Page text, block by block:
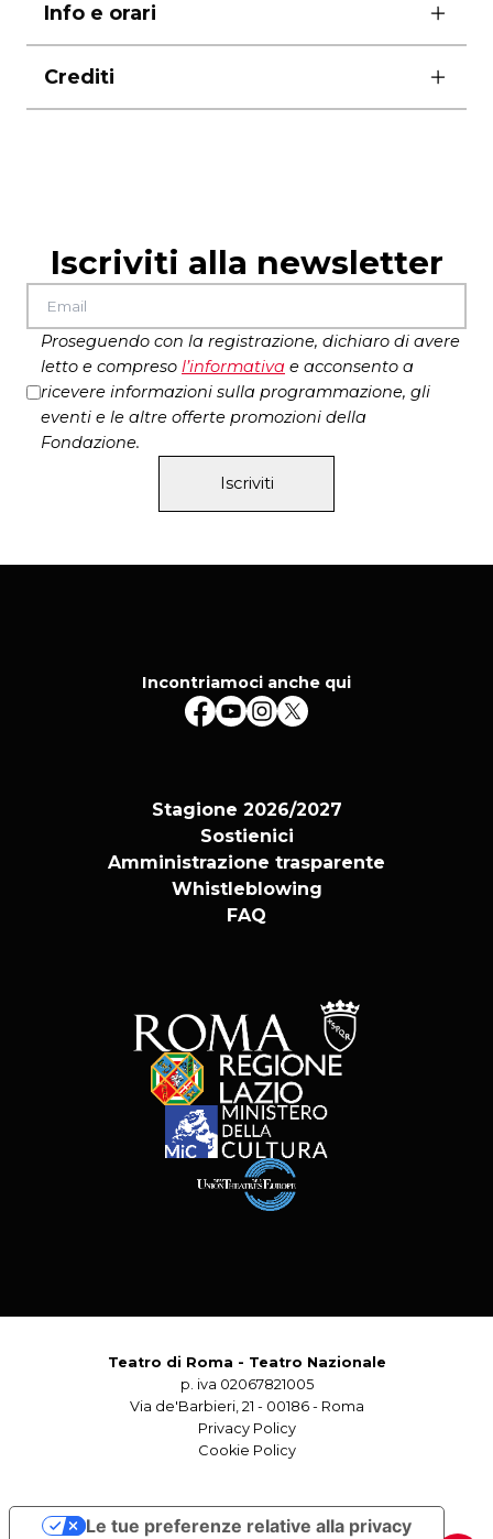
Info e orari
6 – 9 febbraio 2014
Crediti
Iscriviti alla newsletter
Proseguendo con la registrazione, dichiaro di avere
letto e compreso l’informativa e acconsento a
ricevere informazioni sulla programmazione, gli
eventi e le altre offerte promozioni della
Fondazione.
Iscriviti
Incontriamoci anche qui
Stagione 2026/2027
Sostienici
Amministrazione trasparente
Whistleblowing
FAQ
Teatro di Roma - Teatro Nazionale
p. iva 02067821005
Via de'Barbieri, 21 - 00186 - Roma
Privacy Policy
Cookie Policy
Le tue preferenze relative alla privacy